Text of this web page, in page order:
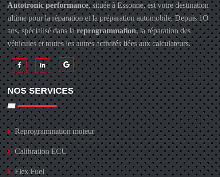
Autotronic performance, située à Essonne, est votre destination
ultime pour la réparation et la préparation automobile. Depuis 1O
ans, spécialisé dans lareprogrammation, la réparation des
véhicules et toutes les autres activités liées aux calculateurs.
NOS SERVICES
Reprogrammation moteur
Calibration ECU
Flex Fuel